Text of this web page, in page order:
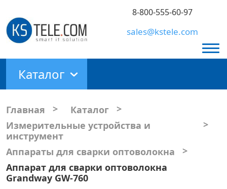
8-800-555-60-97
sales@kstele.com
Каталог
Главная > Каталог
>
Измерительные устройства и
инструмент
>
Аппараты для сварки оптоволокна
>
Аппарат для сварки оптоволокна
Grandway GW-760